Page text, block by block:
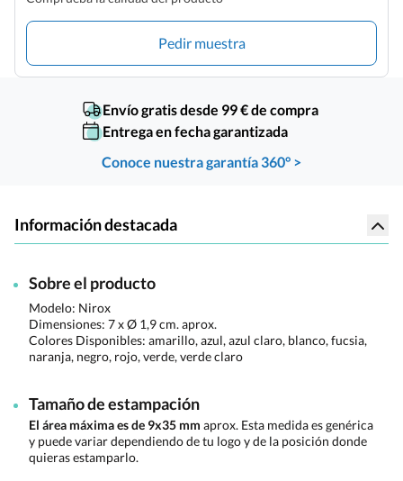
Pedir muestra
Envío gratis desde 99 € de compra
Entrega en fecha garantizada
Conoce nuestra garantía 360° >
Información destacada
Sobre el producto
Modelo: Nirox
Dimensiones: 7 x Ø 1,9 cm. aprox.
Colores Disponibles: amarillo, azul, azul claro, blanco, fucsia,
naranja, negro, rojo, verde, verde claro
Tamaño de estampación
El área máxima es de 9x35 mm aprox. Esta medida es genérica
y puede variar dependiendo de tu logo y de la posición donde
quieras estamparlo.